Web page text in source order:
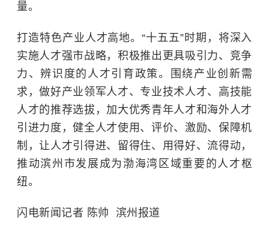
量。
打造特色产业人才高地。“十五五”时期，将深入
实施人才强市战略，积极推出更具吸引力、竞争
力、辨识度的人才引育政策。围绕产业创新需
求，做好产业领军人才、专业技术人才、高技能
人才的推荐选拔，加大优秀青年人才和海外人才
引进力度，健全人才使用、评价、激励、保障机
制，让人才引得进、留得住、用得好、流得动，
推动滨州市发展成为渤海湾区域重要的人才枢
纽。
闪电新闻记者 陈帅 滨州报道